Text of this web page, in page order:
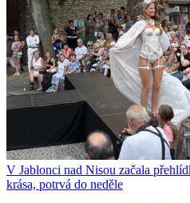
V Jablonci nad Nisou začala
krása, potrvá do neděle